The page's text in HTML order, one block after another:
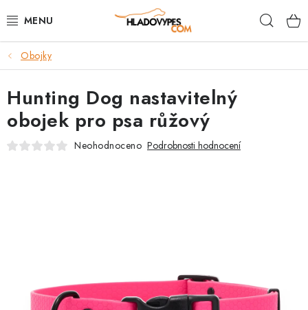
na
POTŘEBY PRO PSY
TAMI PŘEPRAVNÍ BOXY
SPORT SE PSEM
Obojky
Hunting Dog nastavitelný
obojek pro psa růžový
Neohodnoceno Podrobnosti hodnocení